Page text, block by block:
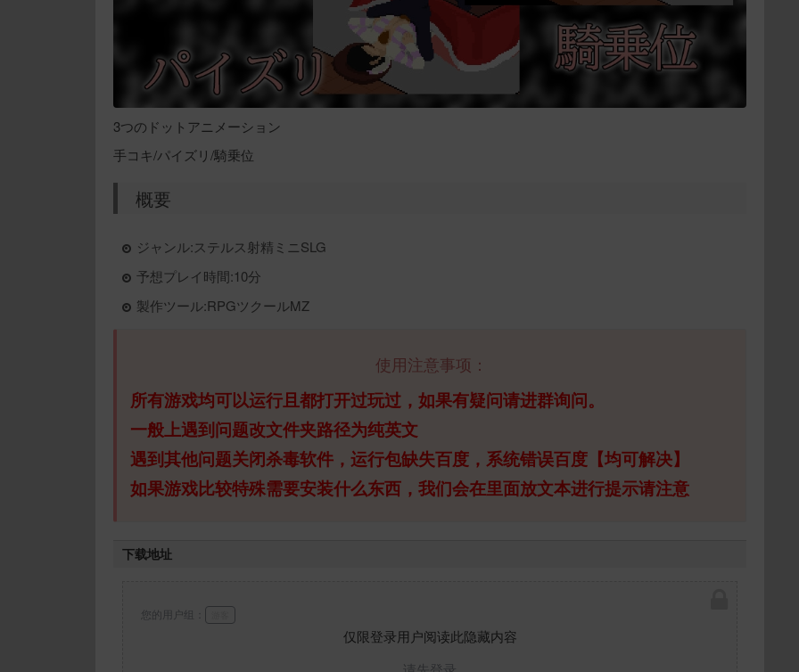
3つのドットアニメーション
手コキ/パイズリ/騎乗位
概要
ジャンル:ステルス射精ミニSLG
予想プレイ時間:10分
製作ツール:RPGツクールMZ
使用注意事项：
所有游戏均可以运行且都打开过玩过，如果有疑问请进群询问。
一般上遇到问题改文件夹路径为纯英文
遇到其他问题关闭杀毒软件，运行包缺失百度，系统错误百度【均可解决】
如果游戏比较特殊需要安装什么东西，我们会在里面放文本进行提示请注意
下载地址
仅限登录用户阅读此隐藏内容
您的用户组：